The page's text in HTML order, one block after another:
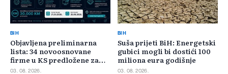
BIH
Objavljena preliminarna
lista: 34 novoosnovane
firme u KS predložene za
400.000 KM poticaja
03. 08. 2026.
BIH
Suša prijeti BiH: Energetski
gubici mogli bi dostići 100
miliona eura godišnje
03. 08. 2026.